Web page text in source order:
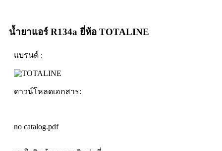
น้ำยาแอร์ R134a ยี่ห้อ TOTALINE
แบรนด์ :
ดาวน์โหลดเอกสาร:
no catalog.pdf